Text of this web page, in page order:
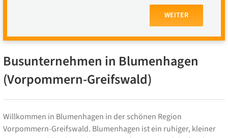
WEITER
Busunternehmen in Blumenhagen
(Vorpommern-Greifswald)
Willkommen in Blumenhagen in der schönen Region
Vorpommern-Greifswald. Blumenhagen ist ein ruhiger, kleiner